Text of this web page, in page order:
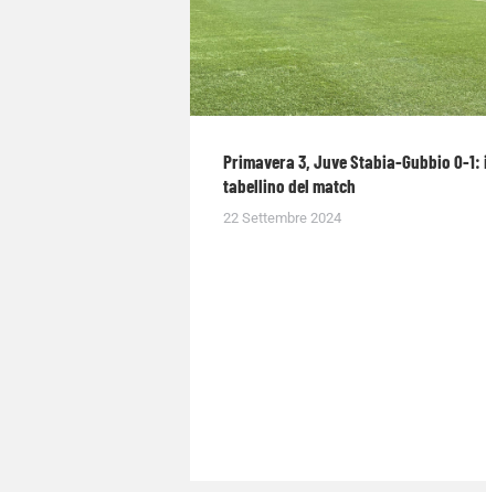
Primavera 3, Juve Stabia-Gubbio 0-1:
tabellino del match
22 Settembre 2024